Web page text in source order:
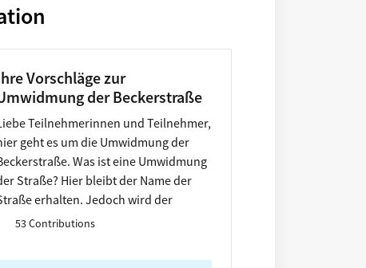
Vorschläge zur
der Beckerstraße
Teilnehmerinnen und Teilnehmer,
geht es um die Umwidmung der
Was ist eine Umwidmung
Straße? Hier bleibt der Name der
erhalten. Jedoch wird der
Namenspate eine andere Person mit
53 Contributions